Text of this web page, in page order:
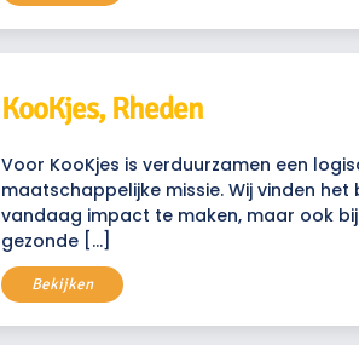
KooKjes, Rheden
Voor KooKjes is verduurzamen een
maatschappelijke missie. Wij vinden
vandaag impact te maken, maar ook
gezonde […]
Bekijken